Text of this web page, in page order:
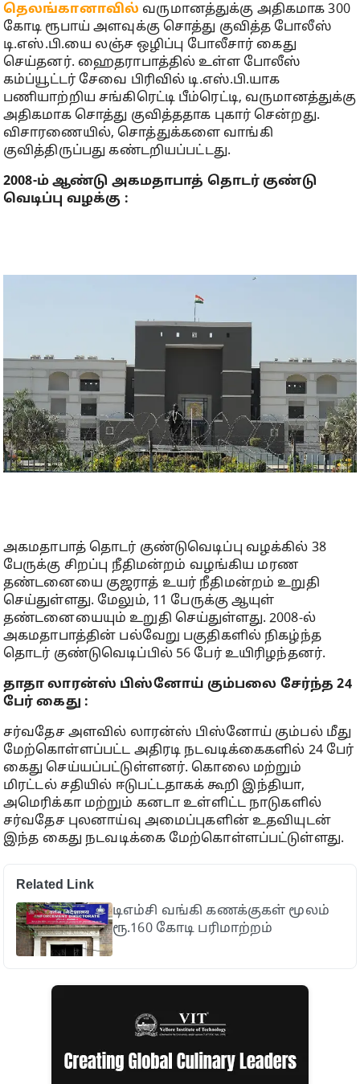
தெலங்கானாவில் வருமானத்துக்கு அதிகமாக 300
கோடி ரூபாய் அளவுக்கு சொத்து குவித்த போலீஸ்
டி.எஸ்.பி.யை லஞ்ச ஒழிப்பு போலீசார் கைது
செய்தனர். ஹைதராபாத்தில் உள்ள போலீஸ்
கம்ப்யூட்டர் சேவை பிரிவில் டி.எஸ்.பி.யாக
பணியாற்றிய சங்கிரெட்டி பீம்ரெட்டி, வருமானத்துக்கு
அதிகமாக சொத்து குவித்ததாக புகார் சென்றது.
விசாரணையில், சொத்துக்களை வாங்கி
குவித்திருப்பது கண்டறியப்பட்டது.
2008-ம் ஆண்டு அகமதாபாத் தொடர் குண்டு
வெடிப்பு வழக்கு :
அகமதாபாத் தொடர் குண்டுவெடிப்பு வழக்கில் 38
பேருக்கு சிறப்பு நீதிமன்றம் வழங்கிய மரண
தண்டனையை குஜராத் உயர் நீதிமன்றம் உறுதி
செய்துள்ளது. மேலும், 11 பேருக்கு ஆயுள்
தண்டனையையும் உறுதி செய்துள்ளது. 2008-ல்
அகமதாபாத்தின் பல்வேறு பகுதிகளில் நிகழ்ந்த
தொடர் குண்டுவெடிப்பில் 56 பேர் உயிரிழந்தனர்.
தாதா லாரன்ஸ் பிஸ்னோய் கும்பலை சேர்ந்த 24
பேர் கைது :
சர்வதேச அளவில் லாரன்ஸ் பிஸ்னோய் கும்பல் மீது
மேற்கொள்ளப்பட்ட அதிரடி நடவடிக்கைகளில் 24 பேர்
கைது செய்யப்பட்டுள்ளனர். கொலை மற்றும்
மிரட்டல் சதியில் ஈடுபட்டதாகக் கூறி இந்தியா,
அமெரிக்கா மற்றும் கனடா உள்ளிட்ட நாடுகளில்
சர்வதேச புலனாய்வு அமைப்புகளின் உதவியுடன்
இந்த கைது நடவடிக்கை மேற்கொள்ளப்பட்டுள்ளது.
Related Link
டிஎம்சி வங்கி கணக்குகள் மூலம்
ரூ.160 கோடி பரிமாற்றம்